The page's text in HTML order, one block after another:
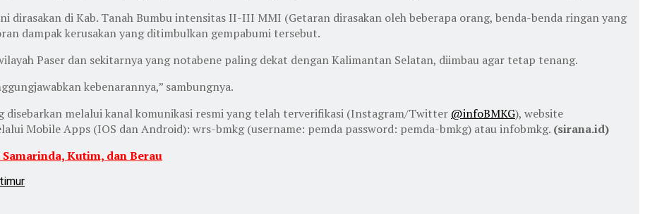
dirasakan di Kab. Tanah Bumbu intensitas II-III MMI (Getaran dirasakan oleh beberapa orang, benda-benda ringan yang
dampak kerusakan yang ditimbulkan gempabumi tersebut.
Paser dan sekitarnya yang notabene paling dekat dengan Kalimantan Selatan, diimbau agar tetap tenang.
kebenarannya,” sambungnya.
disebarkan melalui kanal komunikasi resmi yang telah terverifikasi (Instagram/Twitter @infoBMKG), website
Mobile Apps (IOS dan Android): wrs-bmkg (username: pemda password: pemda-bmkg) atau infobmkg. (sirana.id)
Kutim, dan Berau